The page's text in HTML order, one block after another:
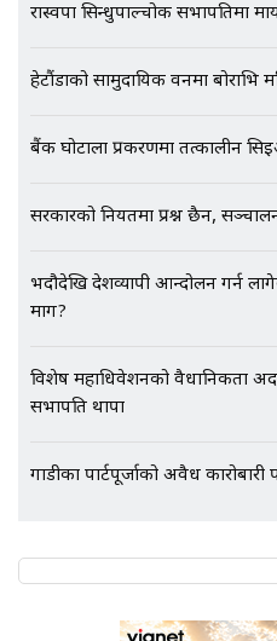
कनेक्सन
अर्ब
रास्वपा सिन्धुपाल्चोक सभापतिमा
हेटौंडाको सामुदायिक वनमा
बैंक घोटाला प्रकरणमा तत्कालीन
सरकारको नियतमा प्रश्न छैन,
भदौदेखि देशव्यापी आन्दोलन गर्न
माग?
विशेष महाधिवेशनको वैधानिकता
सभापति थापा
गाडीका पार्टपूर्जाको अवैध कारोबारी